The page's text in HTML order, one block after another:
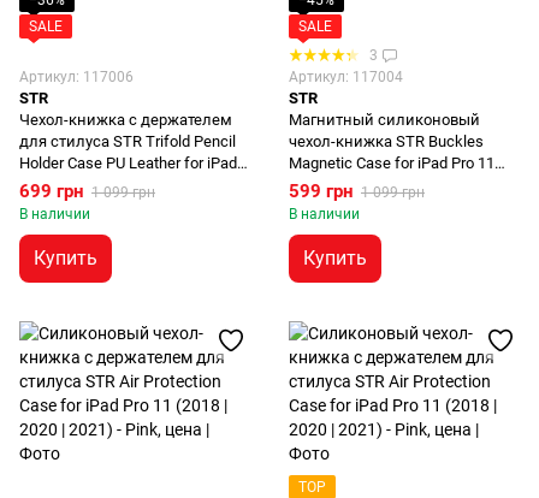
SALE
Артикул: 117006
STR
Чехол-книжка с держателем
для стилуса STR Trifold Pencil
Holder Case PU Leather for iPad
Pro 12.9 (2018 | 2020 | 2021 |
2022) - Dark Green
699 грн 1 099 грн
В наличии
Купить
SALE
3
Артикул: 117004
STR
Магнитный силиконовый
чехол-книжка STR Buckles
Magnetic Case for iPad Pro 11
(2018 | 2020 | 2021 | 2022) - Pink
599 грн 1 099 грн
В наличии
Купить
TOP